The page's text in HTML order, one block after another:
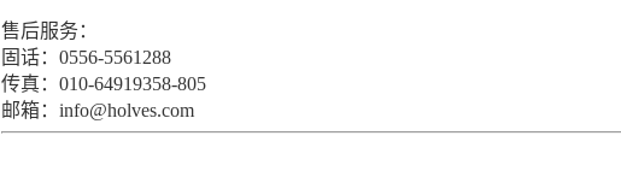
售后服务：
固话：0556-5561288
传真：010-64919358-805
邮箱：info@holves.com